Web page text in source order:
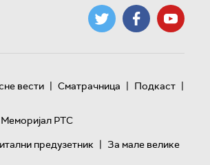
вести | Сматрачница | Подкаст |
Меморијал РТС
предузетник | За мале велике